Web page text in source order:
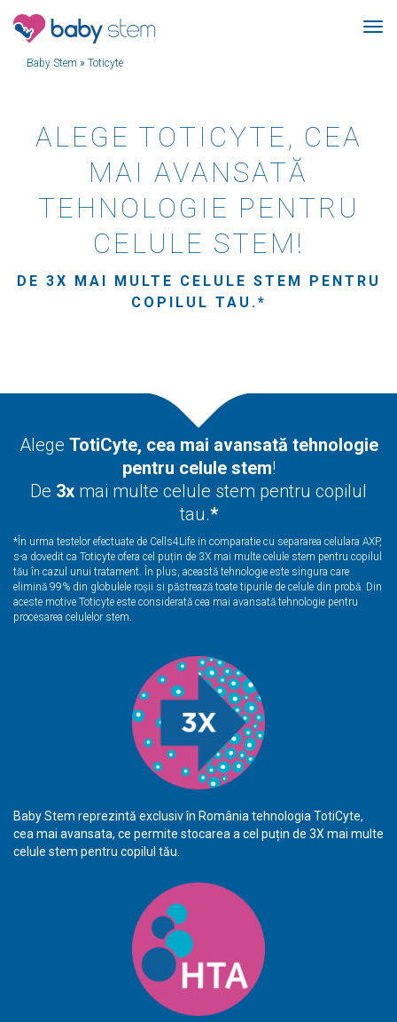
Baby Stem » Toticyte
ALEGE TOTICYTE, CEA
MAI AVANSATĂ
TEHNOLOGIE PENTRU
CELULE STEM!
DE 3X MAI MULTE CELULE STEM PENTRU
COPILUL TAU.*
Alege TotiCyte, cea mai avansată tehnologie
pentru celule stem!
De 3x mai multe celule stem pentru copilul
tau.*
*În urma testelor efectuate de Cells4Life in comparatie cu separarea celulara AXP,
s-a dovedit ca Toticyte ofera cel puțin de 3X mai multe celule stem pentru copilul
tău în cazul unui tratament. În plus, această tehnologie este singura care
elimină 99% din globulele roșii si păstrează toate tipurile de celule din probă. Din
aceste motive Toticyte este considerată cea mai avansată tehnologie pentru
procesarea celulelor stem.
Baby Stem reprezintă exclusiv în România tehnologia TotiCyte,
cea mai avansata, ce permite stocarea a cel puțin de 3X mai multe
celule stem pentru copilul tău.